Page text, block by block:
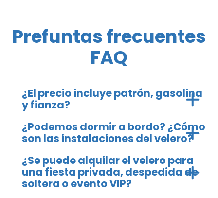
Prefuntas frecuentes
FAQ
¿El precio incluye patrón, gasolina
y fianza?
¿Podemos dormir a bordo? ¿Cómo
son las instalaciones del velero?
¿Se puede alquilar el velero para
una fiesta privada, despedida de
soltera o evento VIP?